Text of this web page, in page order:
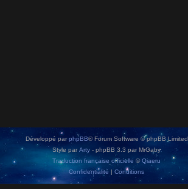
Développé parphpBB® Forum Software © phpBB Limited
Style par Arty - phpBB 3.3 par MrGaby
Traduction française officielle ©Qiaeru
Confidentialité | Conditions